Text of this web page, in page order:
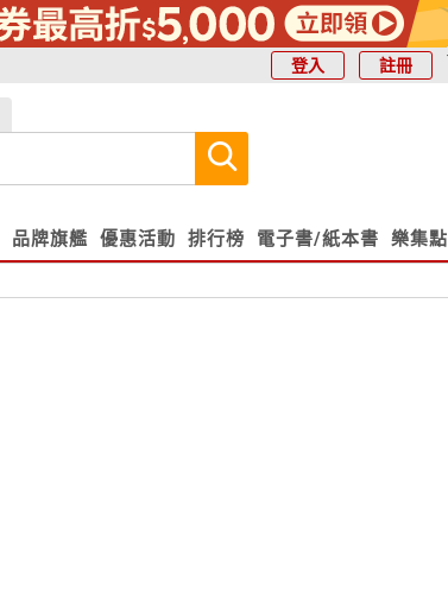
登入 註冊
品牌旗艦 優惠活動 排行榜 電子書/紙本書 樂集點